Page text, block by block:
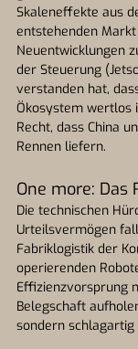
Skaleneffekte aus
entstehenden
Neuentwicklungen
der Steuerung
verstanden hat,
Ökosystem wertlos
Recht, dass China
Rennen liefern.
One more: Das
Die technischen
Urteilsvermögen
Fabriklogistik der
operierenden
Effizienzvorsprung
Belegschaft
sondern